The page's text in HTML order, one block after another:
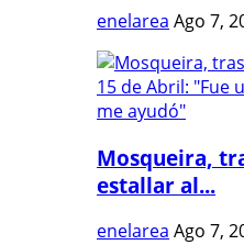
enelarea Ago 7,
Mosqueira,
estallar al...
enelarea Ago 7,